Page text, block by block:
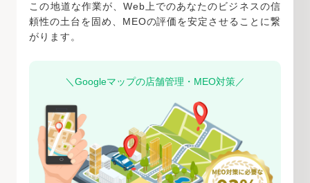
この地道な作業が、Web上でのあなたのビジネスの信
頼性の土台を固め、MEOの評価を安定させることに繋
がります。
＼Googleマップの店舗管理・MEO対策／